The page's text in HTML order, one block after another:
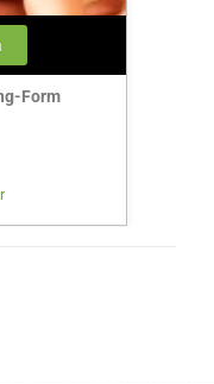
Form
Preis: